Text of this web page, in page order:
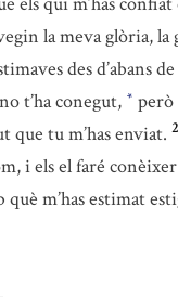
la meva glòria, la
des d’abans
t’ha conegut, * però
que tu m’has enviat.
i els el faré
què m’has estimat